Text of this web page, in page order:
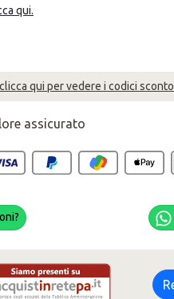
qui.
qui per vedere i codici
assicurato